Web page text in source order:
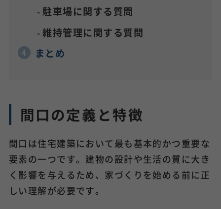
駐車場に関する質問
維持管理に関する質問
まとめ
間口の定義と特徴
間口は住宅建築において最も基本的かつ重要な
要素の一つです。建物の設計や生活の質に大き
く影響を与えるため、家づくりを始める前に正
しい理解が必要です。